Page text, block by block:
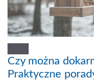
Czy można
Praktyczne